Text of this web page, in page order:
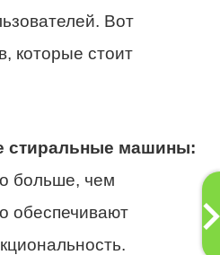
Вот
которые стоит
стиральные машины:
больше, чем
обеспечивают